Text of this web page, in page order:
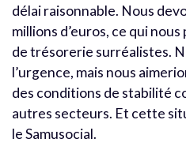
délai raisonnable. Nous
millions d’euros, ce qui
de trésorerie surréalistes.
l’urgence, mais nous
des conditions de stabilité
autres secteurs. Et cette
le Samusocial.